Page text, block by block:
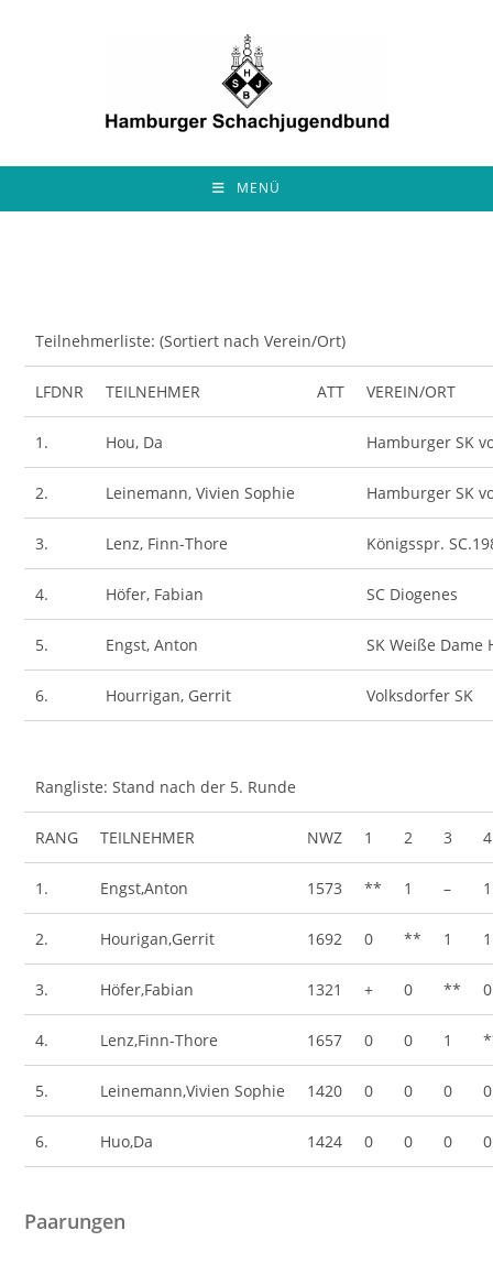
MENÜ
Teilnehmerliste: (Sortiert nach Verein/Ort)
LFDNR TEILNEHMER ATT VEREIN/ORT
1. Hou, Da Hamburger SK
2. Leinemann, Vivien Sophie Hamburger SK
3. Lenz, Finn-Thore Königsspr.
4. Höfer, Fabian SC Diogenes
5. Engst, Anton SK Weiße Dame
6. Hourrigan, Gerrit Volksdorfer SK
Rangliste: Stand nach der 5. Runde
RANG TEILNEHMER NWZ 1 2 3 4
1. Engst,Anton 1573 ** 1 – 1
2. Hourigan,Gerrit 1692 0 ** 1 1
3. Höfer,Fabian 1321 + 0 ** 0
4. Lenz,Finn-Thore 1657 0 0 1
5. Leinemann,Vivien Sophie 1420 0 0 0 0
6. Huo,Da 1424 0 0 0 0
Paarungen